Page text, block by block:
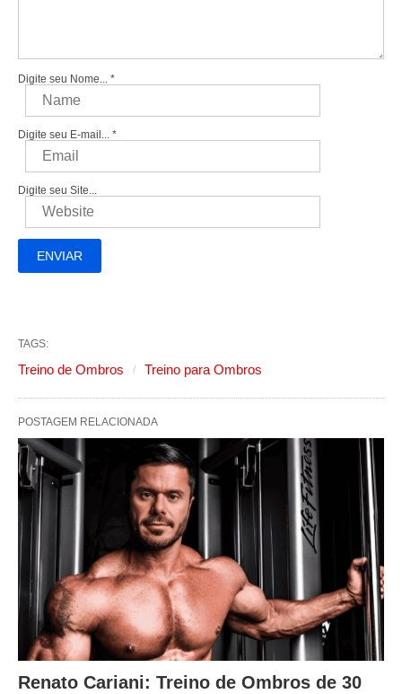
Digite seu Nome... *
Digite seu E-mail... *
Digite seu Site...
TAGS:
Treino de Ombros Treino para Ombros
POSTAGEM RELACIONADA
Renato Cariani: Treino de Ombros de 30